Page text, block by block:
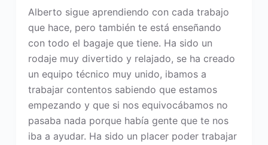
Alberto sigue aprendiendo con cada trabajo
que hace, pero también te está enseñando
con todo el bagaje que tiene. Ha sido un
rodaje muy divertido y relajado, se ha creado
un equipo técnico muy unido, ibamos a
trabajar contentos sabiendo que estamos
empezando y que si nos equivocábamos no
pasaba nada porque había gente que te nos
iba a ayudar. Ha sido un placer poder trabajar